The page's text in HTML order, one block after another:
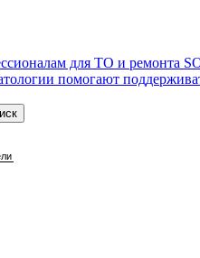
для ТО и ремонта
помогают